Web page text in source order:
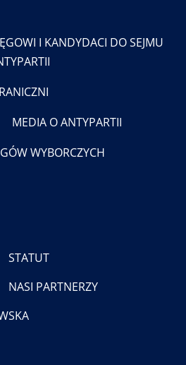
I KANDYDACI DO SEJMU
MEDIA O ANTYPARTII
WYBORCZYCH
STATUT
NASI PARTNERZY